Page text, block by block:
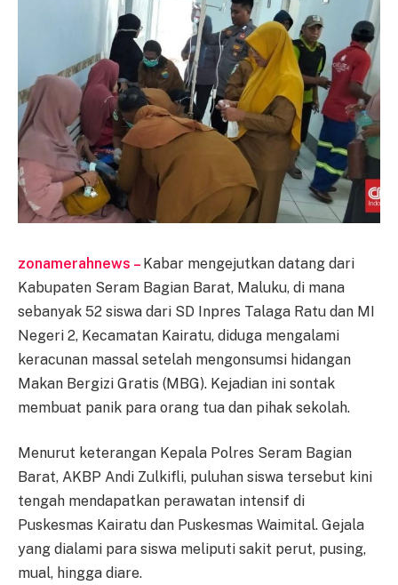
zonamerahnews – Kabar mengejutkan datang dari
Kabupaten Seram Bagian Barat, Maluku, di mana
sebanyak 52 siswa dari SD Inpres Talaga Ratu dan MI
Negeri 2, Kecamatan Kairatu, diduga mengalami
keracunan massal setelah mengonsumsi hidangan
Makan Bergizi Gratis (MBG). Kejadian ini sontak
membuat panik para orang tua dan pihak sekolah.
Menurut keterangan Kepala Polres Seram Bagian
Barat, AKBP Andi Zulkifli, puluhan siswa tersebut kini
tengah mendapatkan perawatan intensif di
Puskesmas Kairatu dan Puskesmas Waimital. Gejala
yang dialami para siswa meliputi sakit perut, pusing,
mual, hingga diare.